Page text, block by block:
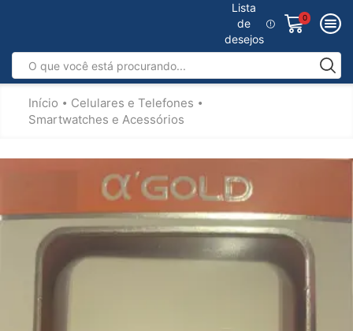
Lista
de
desejos
0
Início • Celulares e Telefones •
Smartwatches e Acessórios